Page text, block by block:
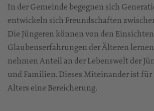
In der Gemeinde begegnen sich
entwickeln sich Freundschaften
Die Jüngeren können von den
Glaubenserfahrungen der Älteren
nehmen Anteil an der Lebenswelt der
und Familien. Dieses Miteinander ist für
Alters eine Bereicherung.